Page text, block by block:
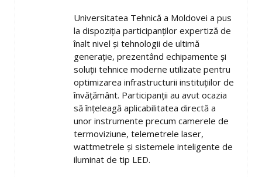
Universitatea Tehnică a Moldovei a pus
la dispoziția participanților expertiză de
înalt nivel și tehnologii de ultimă
generație, prezentând echipamente și
soluții tehnice moderne utilizate pentru
optimizarea infrastructurii instituțiilor de
învățământ. Participanții au avut ocazia
să înțeleagă aplicabilitatea directă a
unor instrumente precum camerele de
termoviziune, telemetrele laser,
wattmetrele și sistemele inteligente de
iluminat de tip LED.